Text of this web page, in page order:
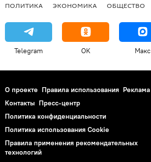
ПОЛИТИКА ЭКОНОМИКА ОБЩЕСТВО
Telegram OK Макс
О проекте Правила использования Реклама
Контакты Пресс-центр
Политика конфиденциальности
Политика использования Cookie
Правила применения рекомендательных
технологий